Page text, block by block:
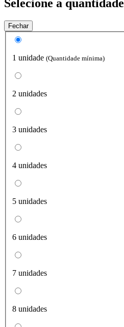
Selecione a quantidade
Fechar
1 unidade (Quantidade mínima)
2 unidades
3 unidades
4 unidades
5 unidades
6 unidades
7 unidades
8 unidades